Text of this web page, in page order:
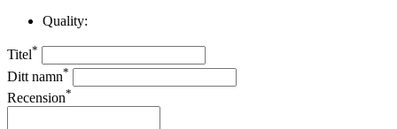
Quality:
Titel*
Ditt namn*
Recension*